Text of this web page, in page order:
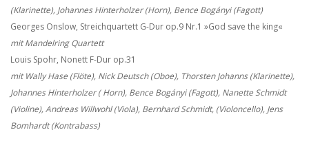
(Klarinette), Johannes Hinterholzer (Horn), Bence Bogányi (Fagott)
Georges Onslow, Streichquartett G-Dur op.9 Nr.1 »God save the king«
mit Mandelring Quartett
Louis Spohr, Nonett F-Dur op.31
mit Wally Hase (Flöte), Nick Deutsch (Oboe), Thorsten Johanns (Klarinette),
Johannes Hinterholzer ( Horn), Bence Bogányi (Fagott), Nanette Schmidt
(Violine), Andreas Willwohl (Viola), Bernhard Schmidt, (Violoncello), Jens
Bomhardt (Kontrabass)